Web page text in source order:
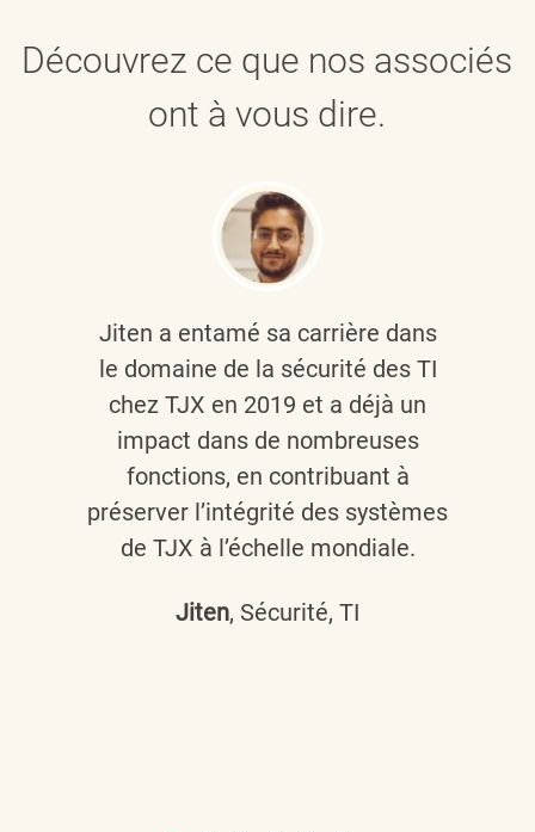
Découvrez ce que nos associés
ont à vous dire.
Jiten a entamé sa carrière dans
le domaine de la sécurité des TI
chez TJX en 2019 et a déjà un
impact dans de nombreuses
fonctions, en contribuant à
préserver l’intégrité des systèmes
de TJX à l’échelle mondiale.
Jiten, Sécurité, TI